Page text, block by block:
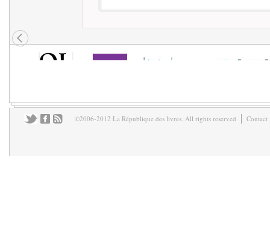
©2006-2012 La République des livres. All rights reserved Contact